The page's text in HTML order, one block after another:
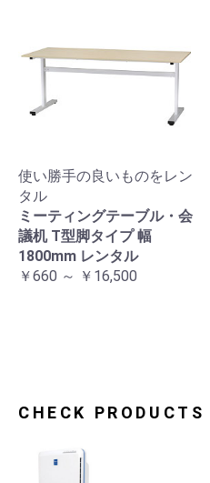
使い勝手の良いものをレン
タル
ミーティングテーブル・会
議机 T型脚タイプ 幅
1800mm レンタル
￥660 ～ ￥16,500
CHECK PRODUCTS